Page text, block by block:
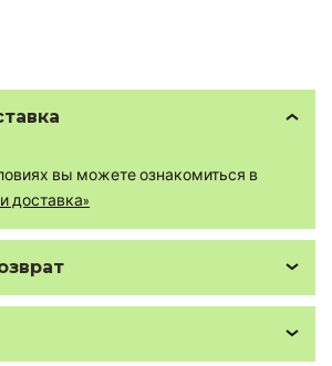
вы можете ознакомиться в
доставка»